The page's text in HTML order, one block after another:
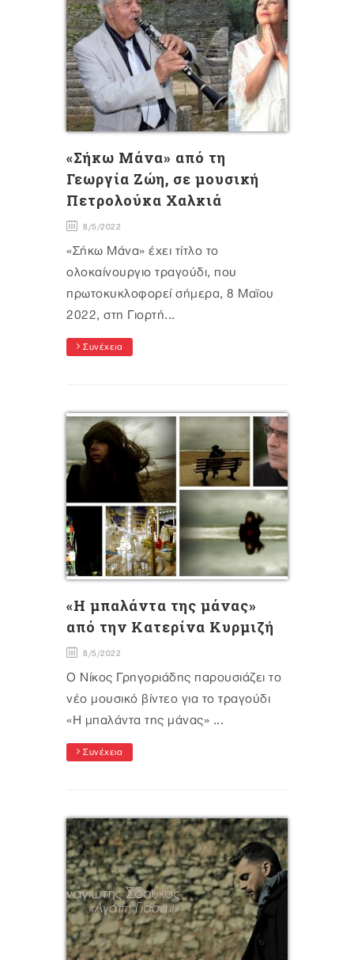
«Σήκω Μάνα» από τη
Γεωργία Ζώη, σε μουσική
Πετρολούκα Χαλκιά
8/5/2022
«Σήκω Μάνα» έχει τίτλο το
ολοκαίνουργιο τραγούδι, που
πρωτοκυκλοφορεί σήμερα, 8 Μαϊου
2022, στη Γιορτή...
Συνέχεια
«H μπαλάντα της μάνας»
από την Κατερίνα Κυρμιζή
8/5/2022
Ο Νίκος Γρηγοριάδης παρουσιάζει το
νέο μουσικό βίντεο για το τραγούδι
«Η μπαλάντα της μάνας» ...
Συνέχεια